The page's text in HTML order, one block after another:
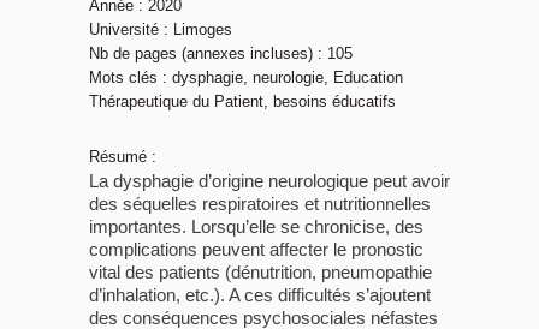
Année : 2020
Université : Limoges
Nb de pages (annexes incluses) : 105
Mots clés : dysphagie, neurologie, Education
Thérapeutique du Patient, besoins éducatifs
Résumé :
La dysphagie d’origine neurologique peut avoir
des séquelles respiratoires et nutritionnelles
importantes. Lorsqu’elle se chronicise, des
complications peuvent affecter le pronostic
vital des patients (dénutrition, pneumopathie
d’inhalation, etc.). A ces difficultés s’ajoutent
des conséquences psychosociales néfastes